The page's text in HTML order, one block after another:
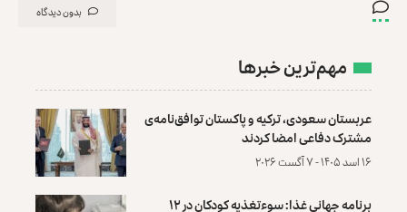
بدون دیدگاه
مهم‌ترین خبرها
عربستان سعودی، ترکیه و پاکستان توافق‌نامه‌ی
مشترک دفاعی امضا کردند
۱۶ اسد ۱۴۰۵ - ۷ آگست ۲۰۲۶
برنامه جهانی غذا: سوءتغذیه کودکان در ۱۲